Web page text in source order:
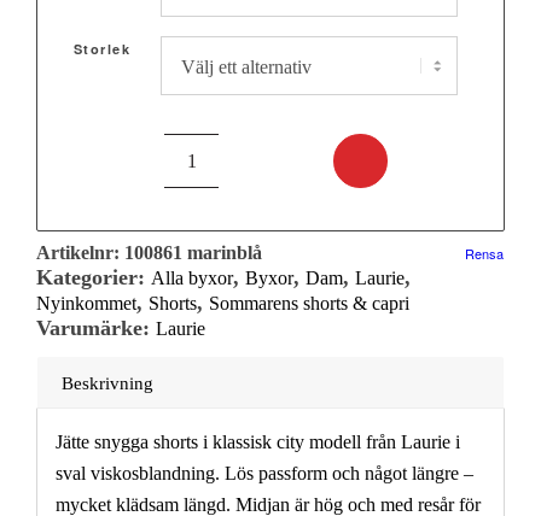
Storlek
Rensa
Artikelnr: 100861 marinblå
Kategorier: Alla byxor, Byxor, Dam, Laurie,
Nyinkommet, Shorts, Sommarens shorts & capri
Varumärke: Laurie
Beskrivning
Jätte snygga shorts i klassisk city modell från Laurie i
sval viskosblandning. Lös passform och något längre –
mycket klädsam längd. Midjan är hög och med resår för